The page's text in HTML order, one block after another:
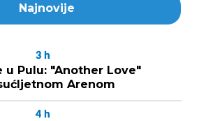
Najnovije
3 h
u Pulu: "Another Love"
Arenom
4 h